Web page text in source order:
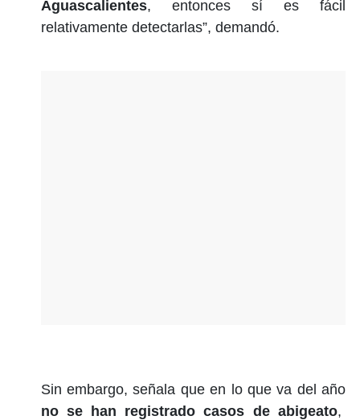
Aguascalientes, entonces sí es fácil
relativamente detectarlas”, demandó.
Sin embargo, señala que en lo que va del año
no se han registrado casos de abigeato,